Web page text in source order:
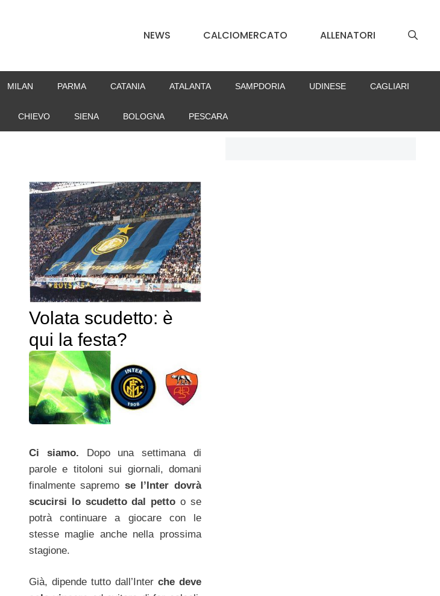
NEWS CALCIOMERCATO ALLENATORI
MILAN PARMA CATANIA ATALANTA SAMPDORIA UDINESE CAGLIARI
CHIEVO SIENA BOLOGNA PESCARA
Volata scudetto: è
qui la festa?
Ci siamo. Dopo una settimana di
parole e titoloni sui giornali, domani
finalmente sapremo se l’Inter dovrà
scucirsi lo scudetto dal petto o se
potrà continuare a giocare con le
stesse maglie anche nella prossima
stagione.
Già, dipende tutto dall’Inter che deve